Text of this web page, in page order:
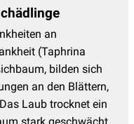
an
(Taphrina
bilden sich
an den Blättern,
Laub trocknet ein